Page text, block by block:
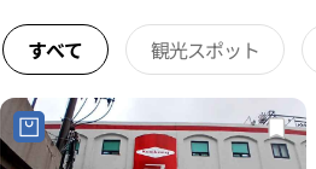
すべて 観光スポット